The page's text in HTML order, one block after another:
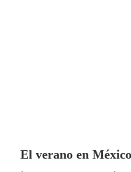
El verano en